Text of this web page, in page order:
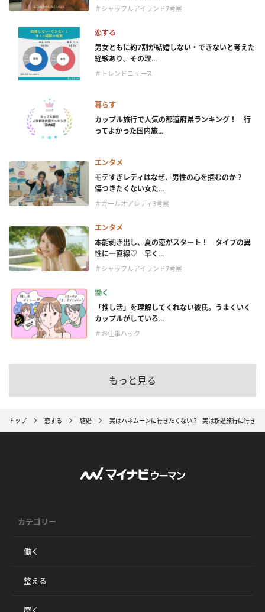
＃シャッフルアイランド7考察
恋する
男女ともに約7割が結婚しない・できないと考えた
経験あり。その理...
＃トレンドニュース
暮らす
カップル旅行で人気の都道府県ランキング！ 行
ってよかった国内旅...
エンタメ
モテすぎレディはなぜ、男性の心を掴むのか？
傷つきたくない女た...
＃ガールオアレディ3考察
エンタメ
本能剥き出し、夏の恋がスタート！ タイプの異
性に一直線♡ 早く...
＃シャッフルアイランド7考察
働く
「推し活」を理解してくれない彼氏。うまくいく
カップルがしている...
＃お仕事ハック
もっと見る
トップ 恋する 結婚 実はハネムーンに行きたくない!? 実は新婚旅行に行きた
カテゴリー
働く
整える